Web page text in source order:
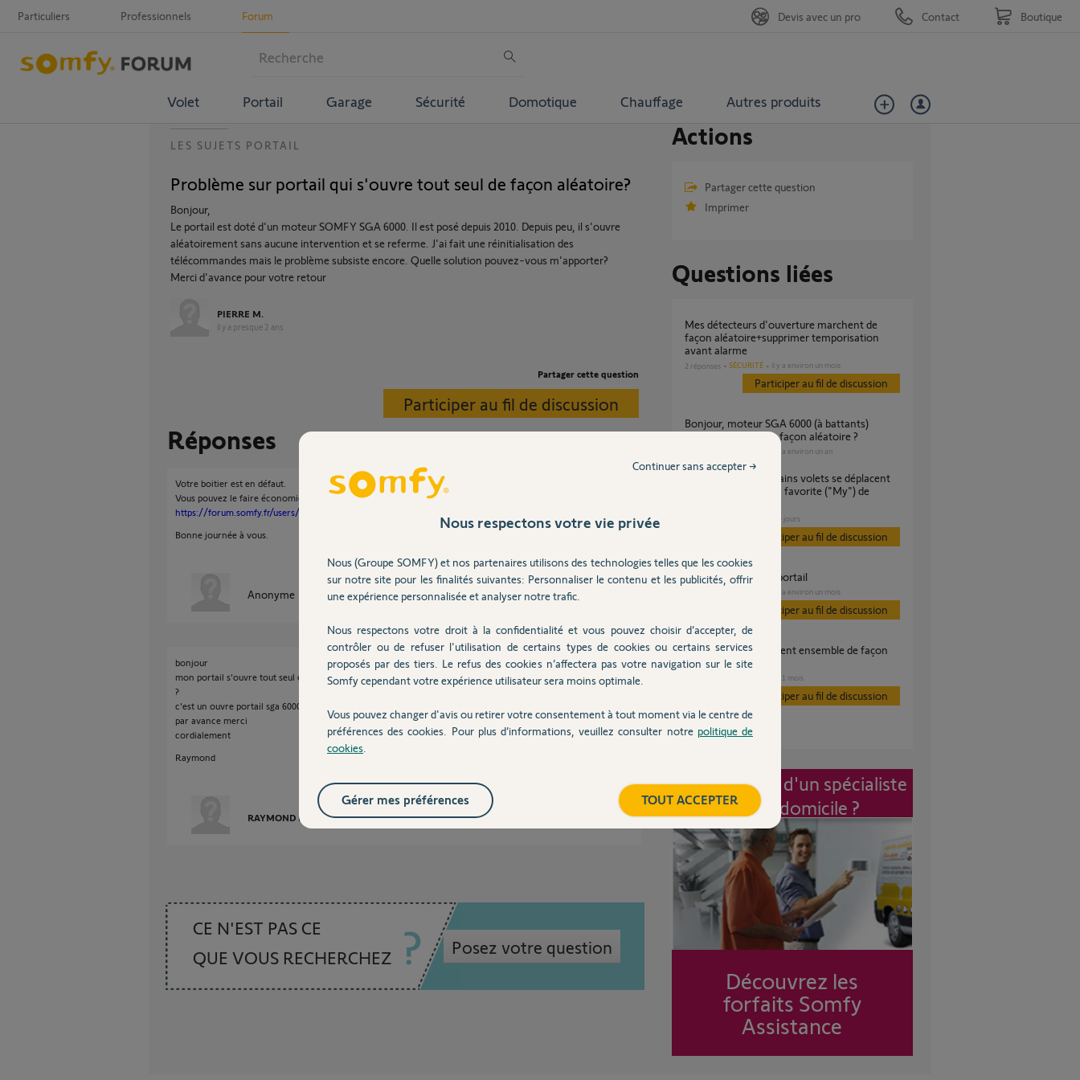
Particuliers Professionnels Forum
Volet Portail Garage Sécurité Domotique Chauffage Autres produits
Devis avec un pro Contact Boutique
LES SUJETS PORTAIL
Problème sur portail qui s'ouvre tout seul de façon aléatoire?
Bonjour,
Le portail est doté d'un moteur SOMFY SGA 6000. Il est posé depuis 2010. Depuis peu, il s'ouvre
aléatoirement sans aucune intervention et se referme. J'ai fait une réinitialisation des
télécommandes mais le problème subsiste encore. Quelle solution pouvez-vous m'apporter?
Merci d'avance pour votre retour
PIERRE M.
il y a presque 2 ans
Partager cette question
Participer au fil de discussion
Réponses
Votre boitier est en défaut.
Vous pouvez le faire économiquement réparer en envoyant un mail ici;
https://forum.somfy.fr/users/6899912
Bonne journée à vous.
Anonyme il y a presque 2 ans
bonjour
mon portail s'ouvre tout seul et de maniere aléatoire quelles seraient les causes de ces faits
?
c'est un ouvre portail sga 6000
par avance merci
cordialement
Raymond
RAYMOND M. il y a 9 mois
CE N'EST PAS CE
QUE VOUS RECHERCHEZ
Posez votre question
Actions
Partager cette question
Imprimer
Questions liées
Mes détecteurs d'ouverture marchent de
façon aléatoire+supprimer temporisation
avant alarme
2 réponses SÉCURITÉ il y a environ un mois
Participer au fil de discussion
Bonjour, moteur SGA 6000 (à battants)
s'ouvre tout seul de façon aléatoire ?
il y a environ un an
seuls vers la position favorite ("My") de
il y a 6 jours
Participer au fil de discussion
Problème aléatoire portail
il y a environ un mois
Participer au fil de discussion
Volets qui fonctionnent ensemble de façon
aléatoire.
il y a 11 mois
Participer au fil de discussion
Intervention d'un spécialiste
à mon domicile ?
Découvrez les
forfaits Somfy
Assistance
Nous respectons votre vie privée
Nous (Groupe SOMFY) et nos partenaires utilisons des technologies telles que les cookies
sur notre site pour les finalités suivantes: Personnaliser le contenu et les publicités, offrir
une expérience personnalisée et analyser notre trafic.
Nous respectons votre droit à la confidentialité et vous pouvez choisir d’accepter, de
contrôler ou de refuser l'utilisation de certains types de cookies ou certains services
proposés par des tiers. Le refus des cookies n’affectera pas votre navigation sur le site
Somfy cependant votre expérience utilisateur sera moins optimale.
Vous pouvez changer d'avis ou retirer votre consentement à tout moment via le centre de
préférences des cookies. Pour plus d’informations, veuillez consulter notre politique de
cookies
Continuer sans accepter →
TOUT ACCEPTER
Gérer mes préférences